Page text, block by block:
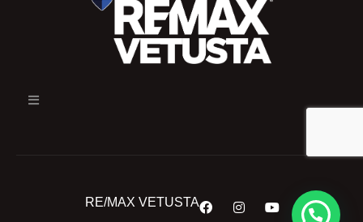
RE/MAX VETUSTA
¿En qué podemos ayudarte?